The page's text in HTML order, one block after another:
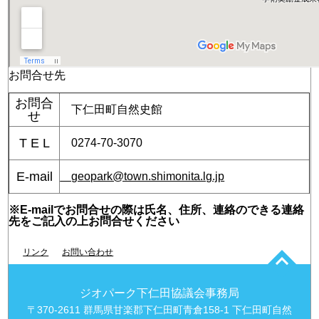
お問合せ先
お問合
せ
下仁田町自然史館
T E L 0274-70-3070
E-mail geopark@town.shimonita.lg.jp
※E-mailでお問合せの際は氏名、住所、連絡のできる連絡
先をご記入の上お問合せください
リンク お問い合わせ
ジオパーク下仁田協議会事務局
〒370-2611 群馬県甘楽郡下仁田町青倉158-1 下仁田町自然